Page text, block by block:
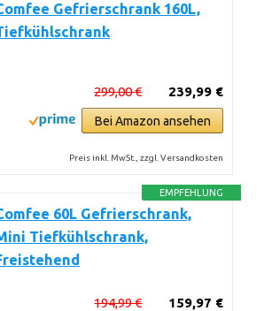
Gefrierschrank 160L,
239,99 €
299,00 €
Bei Amazon ansehen
Preis inkl. MwSt., zzgl. Versandkosten
EMPFEHLUNG
60L Gefrierschrank,
Tiefkühlschrank,
159,97 €
194,99 €